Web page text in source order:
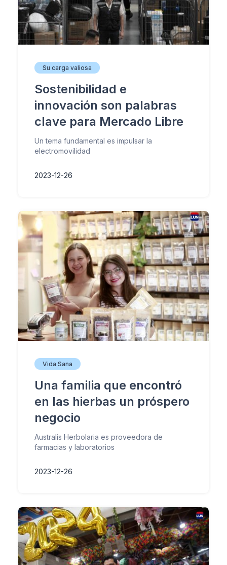
Su carga valiosa
Sostenibilidad e
innovación son palabras
clave para Mercado Libre
Un tema fundamental es impulsar la
electromovilidad
2023-12-26
Vida Sana
Una familia que encontró
en las hierbas un próspero
negocio
Australis Herbolaria es proveedora de
farmacias y laboratorios
2023-12-26